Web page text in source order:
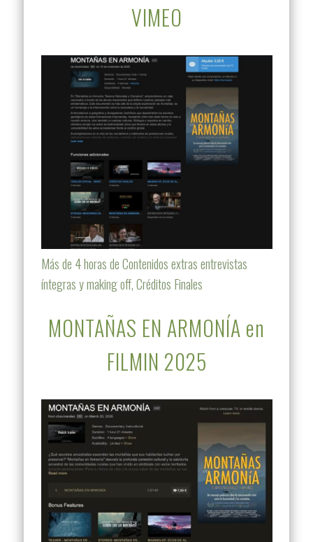
VIMEO
Más de 4 horas de Contenidos extras entrevistas
íntegras y making off, Créditos Finales
MONTAÑAS EN ARMONÍA en
FILMIN 2025